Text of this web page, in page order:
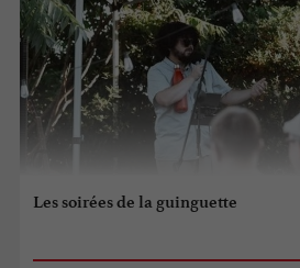
Les soirées de la guinguette